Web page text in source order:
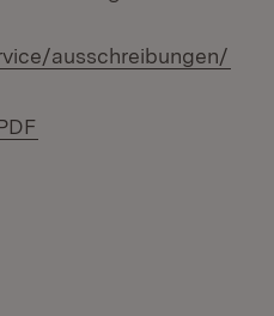
ausschreibungen/